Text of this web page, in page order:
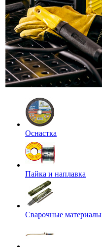
Оснастка
Пайка и наплавка
Сварочные материалы